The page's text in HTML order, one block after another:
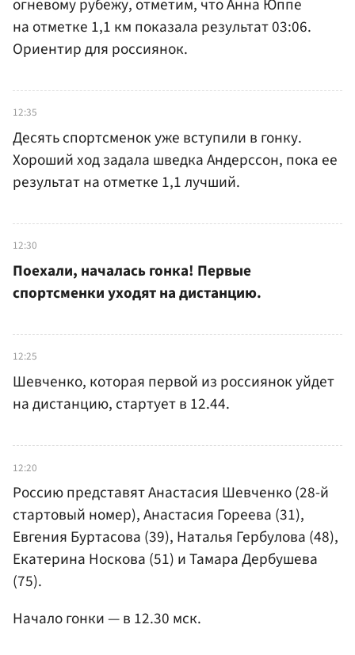
на отметке 1,1 км показала результат 03:06.
Ориентир для россиянок.
12:35
Десять спортсменок уже вступили в гонку.
Хороший ход задала шведка Андерссон, пока ее
результат на отметке 1,1 лучший.
12:30
Поехали, началась гонка! Первые
спортсменки уходят на дистанцию.
12:25
Шевченко, которая первой из россиянок уйдет
на дистанцию, стартует в 12.44.
12:20
Россию представят Анастасия Шевченко (28-й
стартовый номер), Анастасия Гореева (31),
Евгения Буртасова (39), Наталья Гербулова (48),
Екатерина Носкова (51) и Тамара Дербушева
(75).
Начало гонки — в 12.30 мск.